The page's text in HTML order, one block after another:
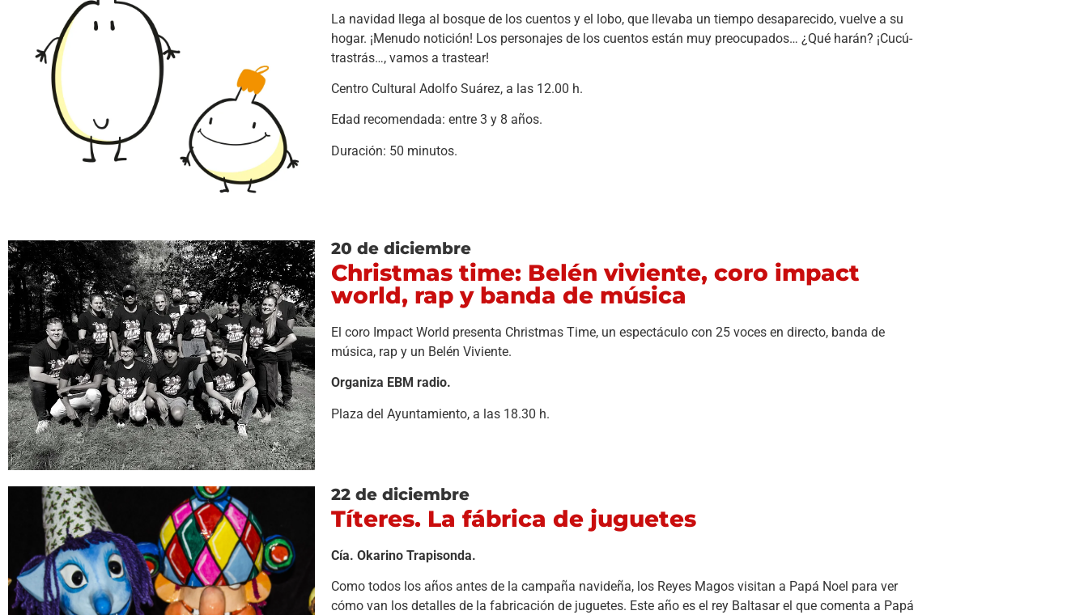
La navidad llega al bosque de los cuentos y el lobo, que llevaba un tiempo desaparecido, vuelve a su
hogar. ¡Menudo notición! Los personajes de los cuentos están muy preocupados… ¿Qué harán? ¡Cucú-
trastrás…, vamos a trastear!
Centro Cultural Adolfo Suárez, a las 12.00 h.
Edad recomendada: entre 3 y 8 años.
Duración: 50 minutos.
20 de diciembre
Christmas time: Belén viviente, coro impact
world, rap y banda de música
El coro Impact World presenta Christmas Time, un espectáculo con 25 voces en directo, banda de
música, rap y un Belén Viviente.
Organiza EBM radio.
Plaza del Ayuntamiento, a las 18.30 h.
22 de diciembre
Títeres. La fábrica de juguetes
Cía. Okarino Trapisonda.
Como todos los años antes de la campaña navideña, los Reyes Magos visitan a Papá Noel para ver
cómo van los detalles de la fabricación de juguetes. Este año es el rey Baltasar el que comenta a Papá